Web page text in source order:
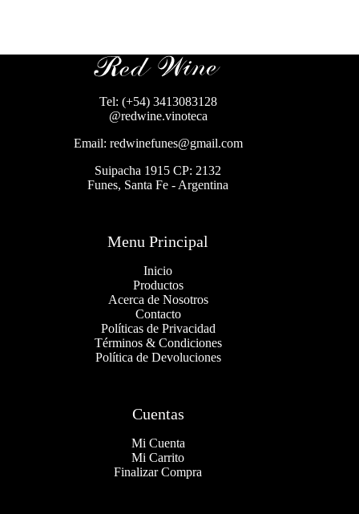
Tel: (+54) 3413083128
@redwine.vinoteca
Email: redwinefunes@gmail.com
Suipacha 1915 CP: 2132
Funes, Santa Fe - Argentina
Menu Principal
Inicio
Productos
Acerca de Nosotros
Contacto
Políticas de Privacidad
Términos & Condiciones
Política de Devoluciones
Cuentas
Mi Cuenta
Mi Carrito
Finalizar Compra